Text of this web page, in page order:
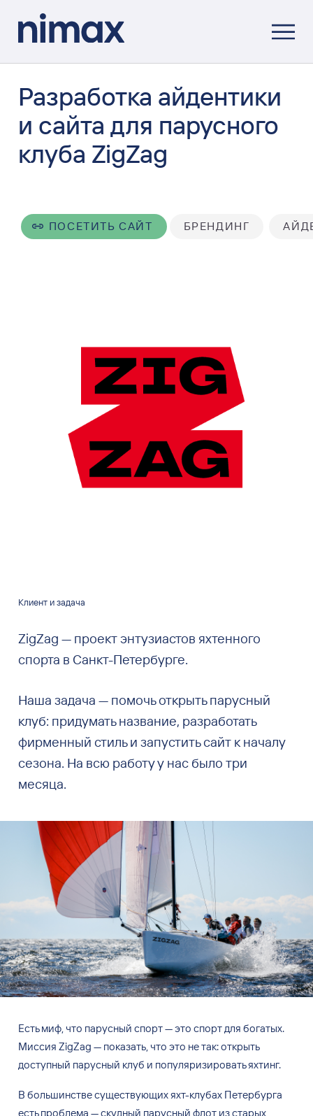
Разработка айдентики
и сайта для парусного
клуба ZigZag
ПОСЕТИТЬ САЙТ БРЕНДИНГ
Клиент и задача
ZigZag — проект энтузиастов яхтенного
спорта в Санкт-Петербурге.
Наша задача — помочь открыть парусный
клуб: придумать название, разработать
фирменный стиль и запустить сайт к началу
сезона. На всю работу у нас было три
месяца.
Есть миф, что парусный спорт—это спорт для богатых.
Миссия ZigZag —показать, что это нетак: открыть
доступный парусный клуб и популяризировать яхтинг.
В большинстве существующих яхт-клубах Петербурга
есть проблема —скудный парусный флот изстарых